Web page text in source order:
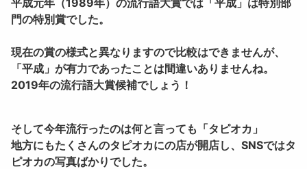
門の特別賞でした。
現在の賞の様式と異なりますので比較はできませんが、
「平成 」が有力であったことは間違いありませんね。
2019年の流行語大賞候補でしょう！
そして今年流行ったのは何と言っても「タピオカ」
地方にもたくさんのタピオカにの店が開店し、SNSではタ
ピオカの写真ばかりでした。